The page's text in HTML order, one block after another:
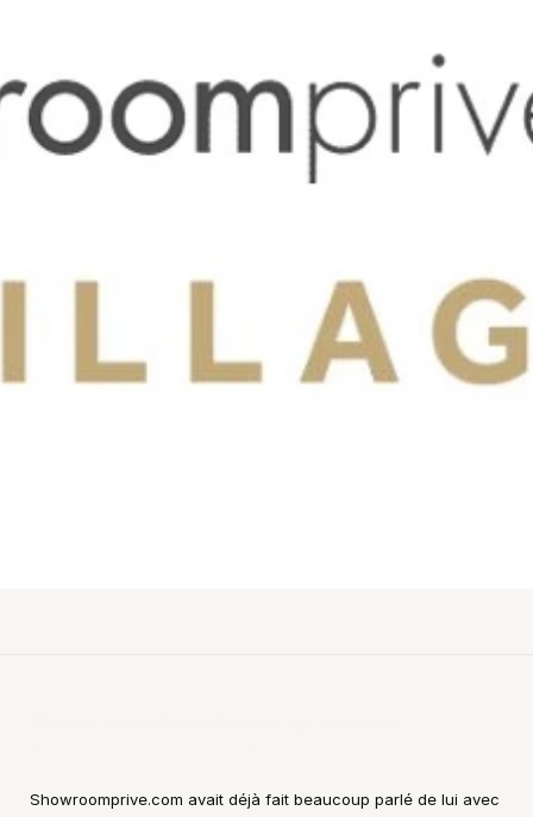
Showroomprive.com avait déjà fait beaucoup parlé de lui avec